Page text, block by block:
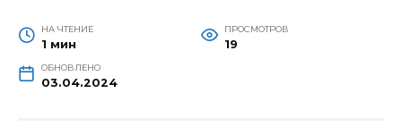
НА ЧТЕНИЕ
1 мин
ПРОСМОТРОВ
19
ОБНОВЛЕНО
03.04.2024